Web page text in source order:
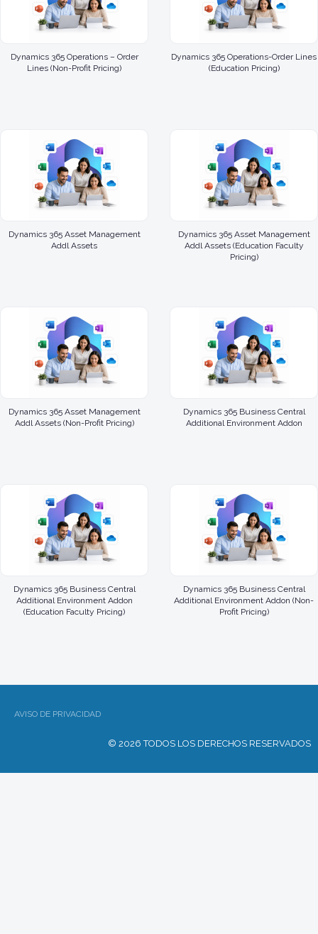
Dynamics 365 Operations – Order
Lines (Non-Profit Pricing)
Dynamics 365 Operations-Order Lines
(Education Pricing)
Dynamics 365 Asset Management
Addl Assets
Dynamics 365 Asset Management
Addl Assets (Education Faculty
Pricing)
Dynamics 365 Asset Management
Addl Assets (Non-Profit Pricing)
Dynamics 365 Business Central
Additional Environment Addon
Dynamics 365 Business Central
Additional Environment Addon
(Education Faculty Pricing)
Dynamics 365 Business Central
Additional Environment Addon (Non-
Profit Pricing)
AVISO DE PRIVACIDAD
© 2026 TODOS LOS DERECHOS RESERVADOS